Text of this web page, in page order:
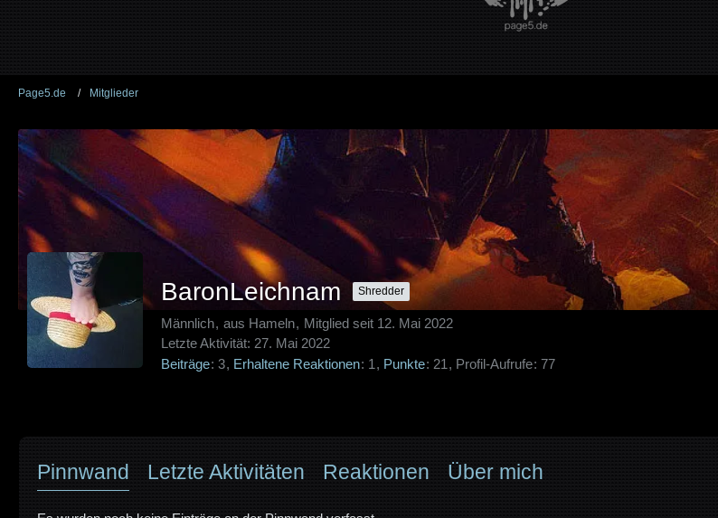
Page5.de Mitglieder
BaronLeichnam Shredder
Männlich aus Hameln
Mitglied seit 12. Mai 2022
Letzte Aktivität: 27. Mai 2022
Beiträge 3 Erhaltene Reaktionen 1 Punkte 21 Profil-Aufrufe 77
Pinnwand Letzte Aktivitäten Reaktionen Über mich